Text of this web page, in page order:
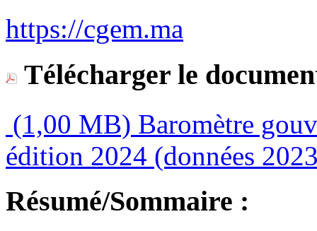
https://cgem.ma
Télécharger le
(1,00 MB) Baromètre
édition 2024 (données
Résumé/Sommaire :